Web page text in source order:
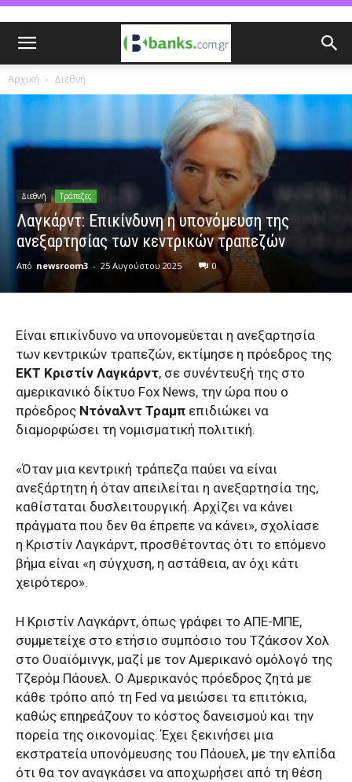
Αρχική Διεθνή
Διεθνή Τράπεζες
Λαγκάρντ: Επικίνδυνη η υπονόμευση της
ανεξαρτησίας των κεντρικών τραπεζών
Από newsroom3 - 25 Αυγούστου 2025 0
Είναι επικίνδυνο να υπονομεύεται η ανεξαρτησία
των κεντρικών τραπεζών, εκτίμησε η πρόεδρος της
ΕΚΤ Κριστίν Λαγκάρντ, σε συνέντευξή της στο
αμερικανικό δίκτυο Fox News, την ώρα που ο
πρόεδρος Ντόναλντ Τραμπ επιδιώκει να
διαμορφώσει τη νομισματική πολιτική.
«Όταν μια κεντρική τράπεζα παύει να είναι
ανεξάρτητη ή όταν απειλείται η ανεξαρτησία της,
καθίσταται δυσλειτουργική. Αρχίζει να κάνει
πράγματα που δεν θα έπρεπε να κάνει», σχολίασε
η Κριστίν Λαγκάρντ, προσθέτοντας ότι το επόμενο
βήμα είναι «η σύγχυση, η αστάθεια, αν όχι κάτι
χειρότερο».
Η Κριστίν Λαγκάρντ, όπως γράφει το AΠΕ-ΜΠΕ,
συμμετείχε στο ετήσιο συμπόσιο του Τζάκσον Χολ
στο Ουαϊόμινγκ, μαζί με τον Αμερικανό ομόλογό της
Τζερόμ Πάουελ. Ο Αμερικανός πρόεδρος ζητά με
κάθε τρόπο από τη Fed να μειώσει τα επιτόκια,
καθώς επηρεάζουν το κόστος δανεισμού και την
πορεία της οικονομίας. Έχει ξεκινήσει μια
εκστρατεία υπονόμευσης του Πάουελ, με την ελπίδα
ότι θα τον αναγκάσει να αποχωρήσει από τη θέση